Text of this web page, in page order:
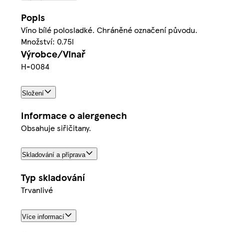
Popis
Víno bílé polosladké. Chráněné označení původu.
Množství: 0.75l
Výrobce/Vinař
H-0084
Složení
Informace o alergenech
Obsahuje siřičitany.
Skladování a příprava
Typ skladování
Trvanlivé
Více informací